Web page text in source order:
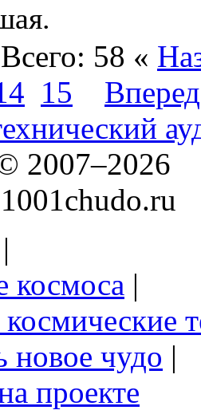
Всего: 58 «
15 Вперед
2007–2026
|
космоса |
новое чудо |
проекте